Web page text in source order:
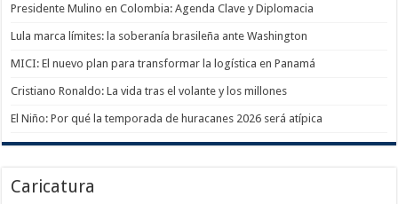
Presidente Mulino en Colombia: Agenda Clave y Diplomacia
Lula marca límites: la soberanía brasileña ante Washington
MICI: El nuevo plan para transformar la logística en Panamá
Cristiano Ronaldo: La vida tras el volante y los millones
El Niño: Por qué la temporada de huracanes 2026 será atípica
Caricatura